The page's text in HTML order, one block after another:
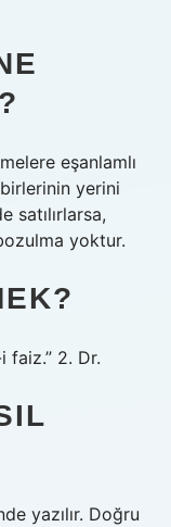
eşanlamlı
yerini
satılırlarsa,
yoktur.
faiz.” 2. Dr.
yazılır. Doğru